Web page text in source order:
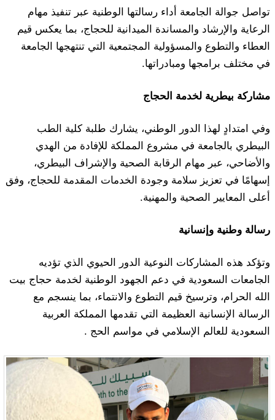
تواصل جوالة الجامعة أداء رسالتها الوطنية عبر تنفيذ مهام
الرعاية والإرشاد والمساندة الميدانية للحجاج، بما يعكس قيم
العطاء والتطوع والمسؤولية المجتمعية التي تنتهجها الجامعة
في مختلف برامجها ومبادراتها.
مشاركة بيطرية لخدمة الحجاج
وفي امتدادٍ لهذا الدور الوطني، يشارك طلبة كلية الطب
البيطري بالجامعة في مشروع المملكة للإفادة من الهدي
والأضاحي، عبر مهام الرقابة الصحية والإشراف البيطري،
إسهامًا في تعزيز سلامة وجودة الخدمات المقدمة للحجاج، وفق
أعلى المعايير الصحية والمهنية.
رسالة وطنية وإنسانية
وتؤكد هذه المشاركات النوعية الدور الحيوي الذي تؤديه
الجامعات السعودية في دعم الجهود الوطنية لخدمة حجاج بيت
الله الحرام، وترسيخ قيم التطوع والانتماء، بما ينسجم مع
الرسالة الإنسانية العظيمة التي تقدمها المملكة العربية
السعودية للعالم الإسلامي في مواسم الحج .